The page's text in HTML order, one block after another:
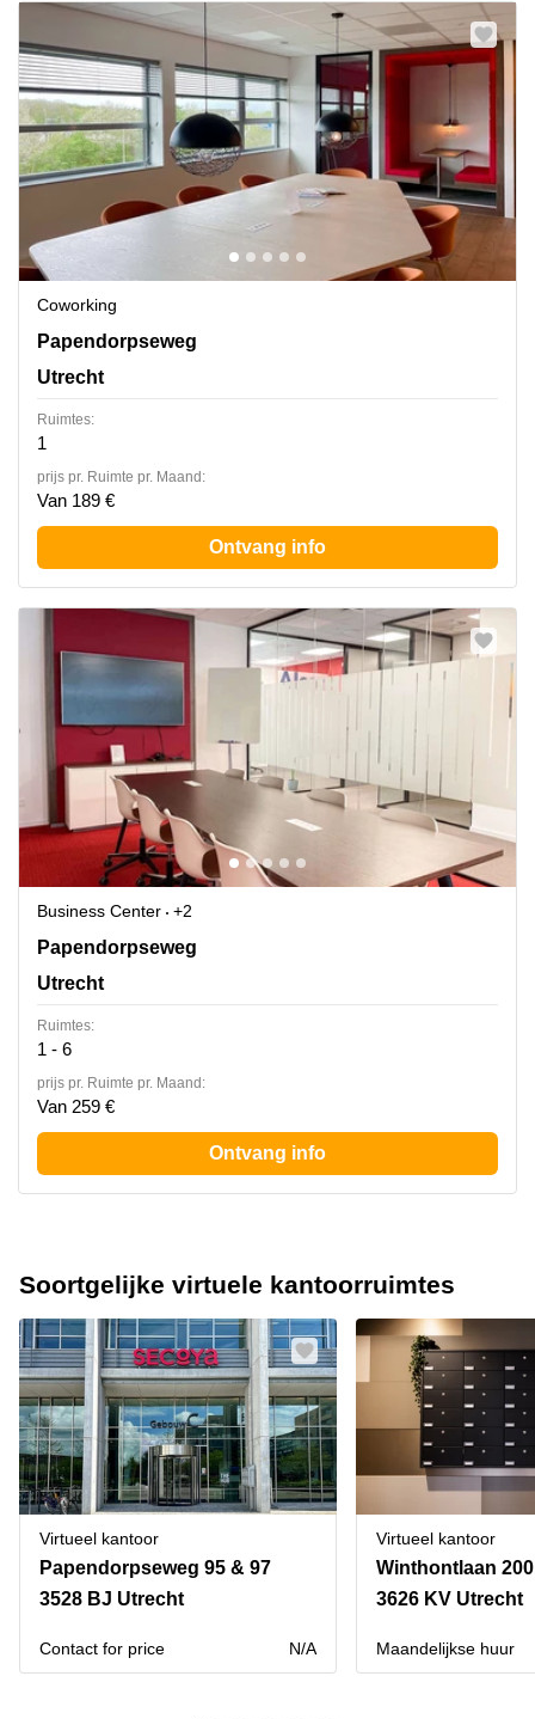
Coworking
Papendorpseweg 75, Utrecht
Papendorpseweg
Utrecht
Ruimtes:
1
prijs pr. Ruimte pr. Maand:
Van 189 €
Ontvang info
Business Center
+2
Papendorpseweg 75, Utrecht
Papendorpseweg
Utrecht
Ruimtes:
1 - 6
prijs pr. Ruimte pr. Maand:
Van 259 €
Ontvang info
Soortgelijke virtuele kantoorruimtes
Virtueel kantoor
Papendorpseweg 95 & 97
3528 BJ Utrecht
Contact for price N/A
Virtueel kantoor
Winthontlaan 200
3626 KV Utrecht
Maandelijkse huur